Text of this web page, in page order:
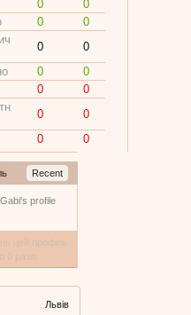
0
0
0
0
0
0
0
0
0
0
0
0
0
0
Recent
profile
Львів